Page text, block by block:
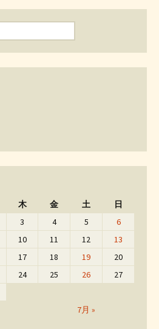
木 金 土 日
7月 »
3 4 5
6
10 11 12
13
17 18 19
20
24 25 26
27